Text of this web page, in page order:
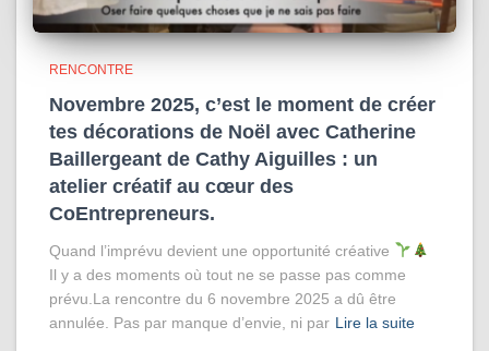
RENCONTRE
Novembre 2025, c’est le moment de créer
tes décorations de Noël avec Catherine
Baillergeant de Cathy Aiguilles : un
atelier créatif au cœur des
CoEntrepreneurs.
Quand l’imprévu devient une opportunité créative
Il y a des moments où tout ne se passe pas comme
prévu.La rencontre du 6 novembre 2025 a dû être
annulée. Pas par manque d’envie, ni par Lire la suite